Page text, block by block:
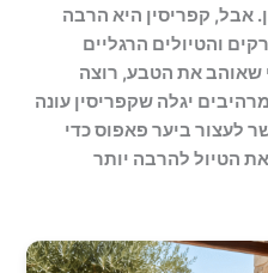
אבל, קפריסין היא הרבה
והטיולים הרגליים
שאוהב את הטבע, רוצה
יגלה שקפריסין עונה
לעצור ביער פאפוס כדי
הטיול להרבה יותר